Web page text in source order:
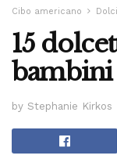
Cibo americano Dolci
15
bambini
by Stephanie Kirkos